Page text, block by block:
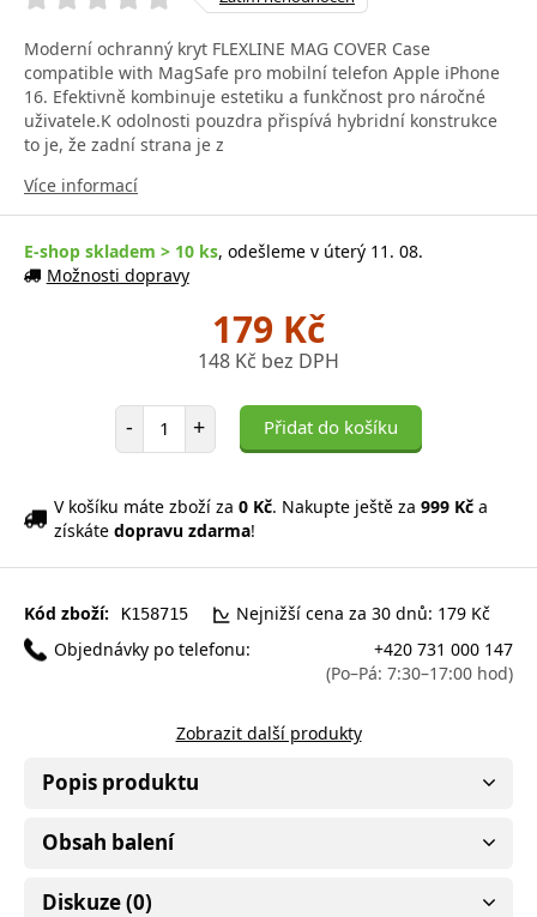
Moderní ochranný kryt FLEXLINE MAG COVER Case
compatible with MagSafe pro mobilní telefon Apple iPhone
16. Efektivně kombinuje estetiku a funkčnost pro náročné
uživatele.K odolnosti pouzdra přispívá hybridní konstrukce
to je, že zadní strana je z
Více informací
E-shop skladem > 10 ks, odešleme v úterý 11. 08.
Možnosti dopravy
179 Kč
148 Kč bez DPH
- Počet položek
+ Přidat do košíku
V košíku máte zboží za 0 Kč. Nakupte ještě za 999 Kč a
získáte dopravu zdarma!
Kód zboží: K158715
Nejnižší cena za 30 dnů: 179 Kč
Objednávky po telefonu:
+420 731 000 147
(Po–Pá: 7:30–17:00 hod)
Zobrazit další produkty
Popis produktu
Obsah balení
Diskuze (0)